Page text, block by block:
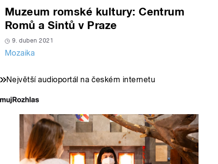
Muzeum romské kultury: Centrum
Romů a Sintů v Praze
9. duben 2021
Mozaika
Největší audioportál na českém internetu